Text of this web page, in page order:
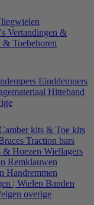
Vertandingen &
Toebehoren
Einddempers
Hitteband
kits & Toe kits
Traction bars
& Hoezen Wiellagers
Remklauwen
Handremmen
| Wielen Banden
overige